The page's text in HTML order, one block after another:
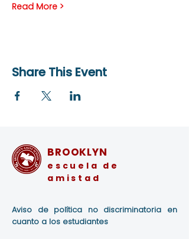
Read More >
Share This Event
BROOKLYN
escuela de
amistad
Aviso de política no discriminatoria en
cuanto a los estudiantes